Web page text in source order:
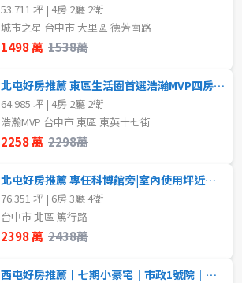
53.711 坪 | 4房 2廳 2衛
城市之星 台中市 大里區 德芳南路
1498 萬 1538萬
北屯好房推薦 東區生活圈首選浩瀚MVP四房雙平車
64.985 坪 | 4房 2廳 2衛
浩瀚MVP 台中市 東區 東英十七街
2258 萬 2298萬
北屯好房推薦 專任科博館旁|室內使用坪近百坪美透天
76.351 坪 | 6房 3廳 4衛
台中市 北區 篤行路
2398 萬 2438萬
西屯好房推薦丨七期小豪宅｜市政1號院｜大兩房平車｜高樓景觀戶